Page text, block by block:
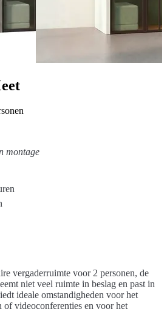
montage
vergaderruimte voor 2 personen, de
niet veel ruimte in beslag en past in
ideale omstandigheden voor het
of videoconferenties en voor het